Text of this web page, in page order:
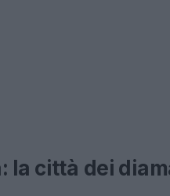
la città dei